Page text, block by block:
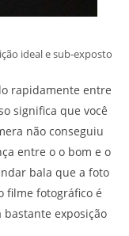
ideal e sub-exposto
rapidamente entre
significa que você
não conseguiu
entre o o bom e o
bala que a foto
filme fotográfico é
exposição